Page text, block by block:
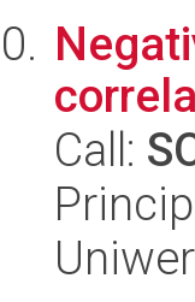
Call: